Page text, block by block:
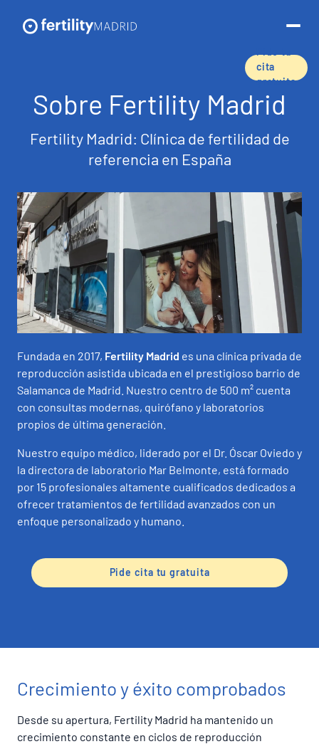
Sobre nosotros
Tratamientos y servicios
Preservación de la fertilidad
Donación de óvulos
Tasas de éxito
Lista de precios
cita
gratuita
Sobre Fertility Madrid
Fertility Madrid: Clínica de fertilidad de
referencia en España
Fundada en 2017, Fertility Madrid es una clínica privada de
reproducción asistida ubicada en el prestigioso barrio de
Salamanca de Madrid. Nuestro centro de 500 m² cuenta
con consultas modernas, quirófano y laboratorios
propios de última generación.
Nuestro equipo médico, liderado por el Dr. Óscar Oviedo y
la directora de laboratorio Mar Belmonte, está formado
por 15 profesionales altamente cualificados dedicados a
ofrecer tratamientos de fertilidad avanzados con un
enfoque personalizado y humano.
Pide cita tu gratuita
Crecimiento y éxito comprobados
Desde su apertura, Fertility Madrid ha mantenido un
crecimiento constante en ciclos de reproducción